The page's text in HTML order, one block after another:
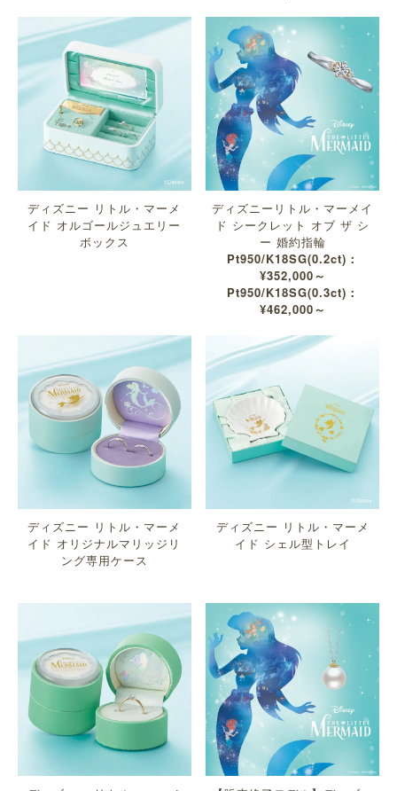
ディズニー リトル・マーメ
イド オルゴールジュエリー
ボックス
ディズニーリトル・マーメイ
ド シークレット オブ ザ シ
ー 婚約指輪
Pt950/K18SG(0.2ct)：
¥352,000～
Pt950/K18SG(0.3ct)：
¥462,000～
ディズニー リトル・マーメ
イド オリジナルマリッジリ
ング専用ケース
ディズニー リトル・マーメ
イド シェル型トレイ